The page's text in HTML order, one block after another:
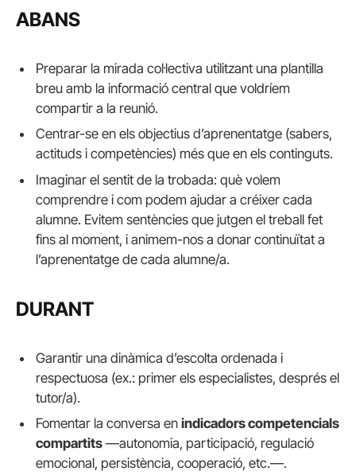
ABANS
Preparar la mirada col·lectiva utilitzant una plantilla
breu amb la informació central que voldríem
compartir a la reunió.
Centrar-se en els objectius d’aprenentatge (sabers,
actituds i competències) més que en els continguts.
Imaginar el sentit de la trobada: què volem
comprendre i com podem ajudar a créixer cada
alumne. Evitem sentències que jutgen el treball fet
fins al moment, i animem-nos a donar continuïtat a
l’aprenentatge de cada alumne/a.
DURANT
Garantir una dinàmica d’escolta ordenada i
respectuosa (ex.: primer els especialistes, després el
tutor/a).
Fomentar la conversa en indicadors competencials
compartits —autonomia, participació, regulació
emocional, persistència, cooperació, etc.—.